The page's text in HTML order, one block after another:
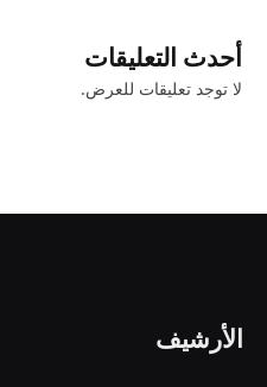
أحدث التعليقات
لا توجد تعليقات للعرض.
الأرشيف